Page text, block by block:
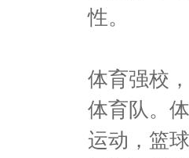
性。
体育强校
体育队。
运动，篮